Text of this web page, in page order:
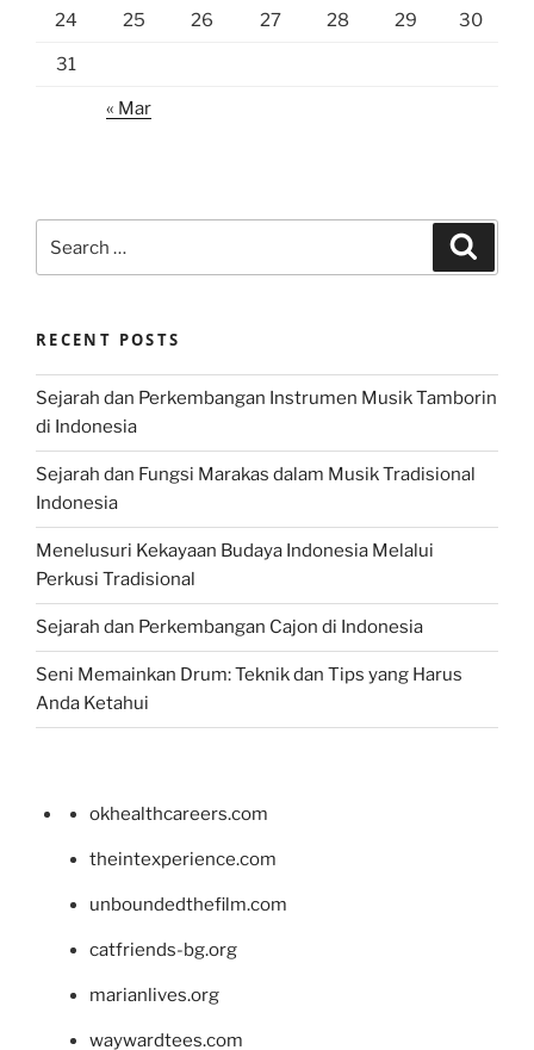
24 25 26 27 28 29 30
31
« Mar
for:
RECENT POSTS
Sejarah dan Perkembangan Instrumen Musik Tamborin
di Indonesia
Sejarah dan Fungsi Marakas dalam Musik Tradisional
Indonesia
Menelusuri Kekayaan Budaya Indonesia Melalui
Perkusi Tradisional
Sejarah dan Perkembangan Cajon di Indonesia
Seni Memainkan Drum: Teknik dan Tips yang Harus
Anda Ketahui
okhealthcareers.com
theintexperience.com
unboundedthefilm.com
catfriends-bg.org
marianlives.org
waywardtees.com